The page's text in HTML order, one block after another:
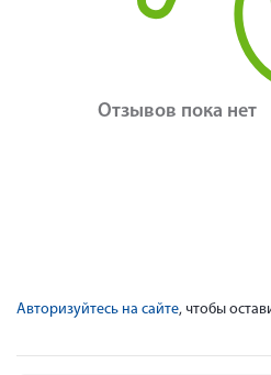
Отзывов пока нет
Авторизуйтесь на сайте, чтобы